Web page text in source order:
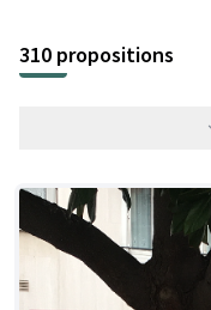
310 propositions